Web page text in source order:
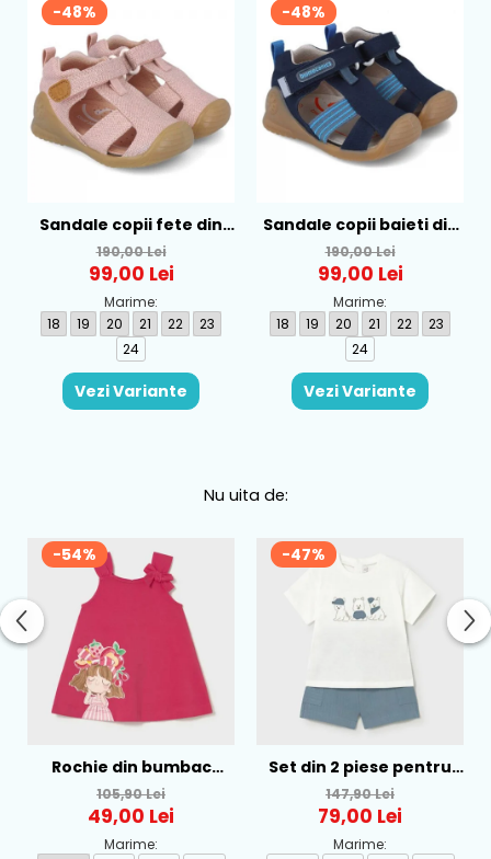
-48%
Sandale copii fete din
textil Biomecanics, Roz -
252181-B032
190,00 Lei
99,00 Lei
Marime:
18
19 20 21 22
23
24
Vezi Variante
-48%
Sandale copii baieti din
textil Biomecanics,
Albastru - 252175-A089
190,00 Lei
99,00 Lei
Marime:
18
19 20 21 22
23
24
Vezi Variante
Nu uita de:
-54%
Rochie din bumbac
pentru fete Mayoral,
Rosu - 1930-069
105,90 Lei
49,00 Lei
Marime:
-47%
Set din 2 piese pentru
baieti Mayoral, Alb-
Albastru - 1665-31
147,90 Lei
79,00 Lei
Marime: